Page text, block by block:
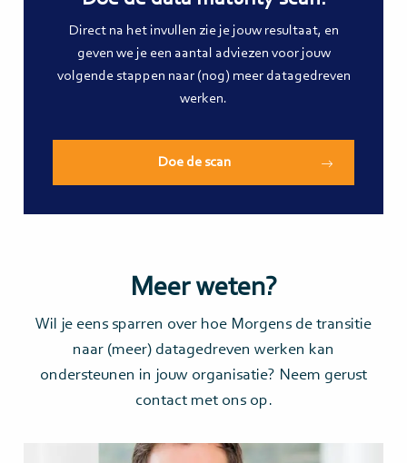
Direct na het invullen zie je jouw resultaat, en
geven we je een aantal adviezen voor jouw
volgende stappen naar (nog) meer datagedreven
werken.
Doe de scan
Meer weten?
Wil je eens sparren over hoe Morgens de transitie
naar (meer) datagedreven werken kan
ondersteunen in jouw organisatie? Neem gerust
contact met ons op.